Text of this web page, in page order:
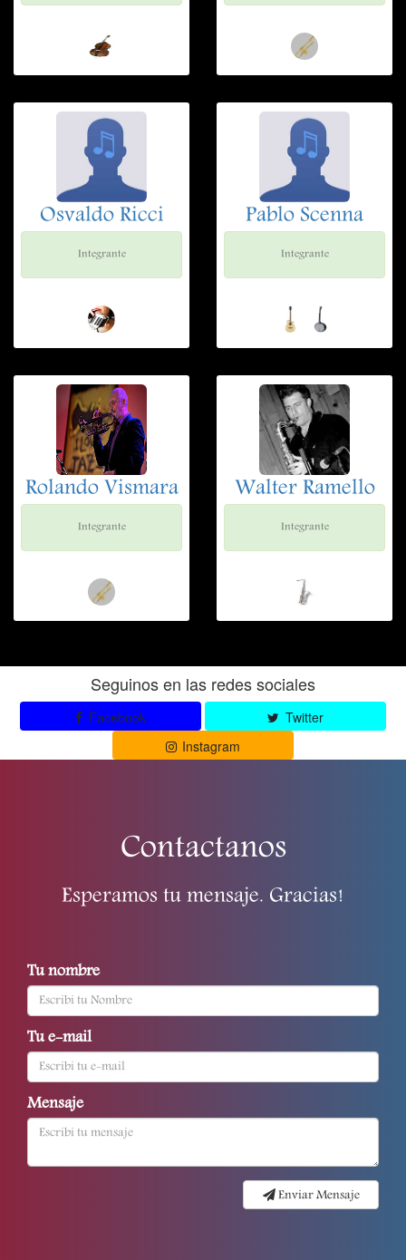
Osvaldo Ricci
Integrante
Pablo Scenna
Integrante
Rolando Vismara
Integrante
Walter Ramello
Integrante
Seguinos en las redes sociales
Facebook
Twitter
Instagram
Contactanos
Esperamos tu mensaje. Gracias!
Tu nombre
Tu e-mail
Mensaje
Enviar Mensaje